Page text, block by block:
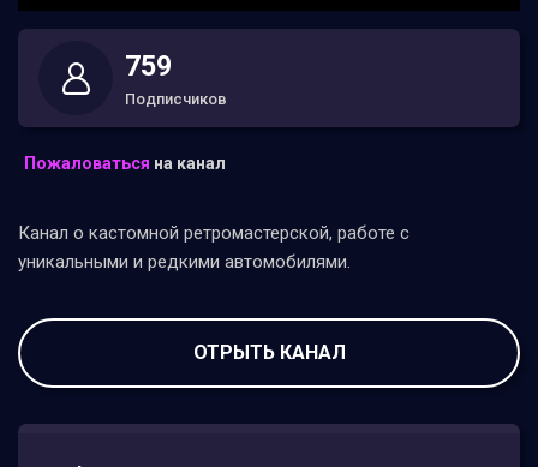
759
Подписчиков
Пожаловаться на канал
Канал о кастомной ретромастерской, работе с
уникальными и редкими автомобилями.
ОТРЫТЬ КАНАЛ